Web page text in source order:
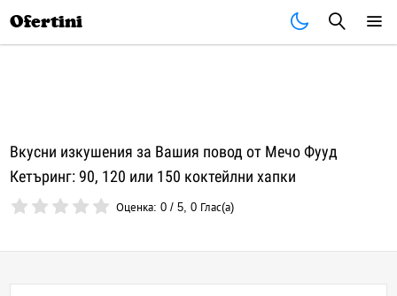
Ofertini
Вкусни изкушения за Вашия повод от Мечо Фууд
Кетъринг: 90, 120 или 150 коктейлни хапки
Оценка:0 /5,0 Глас(а)